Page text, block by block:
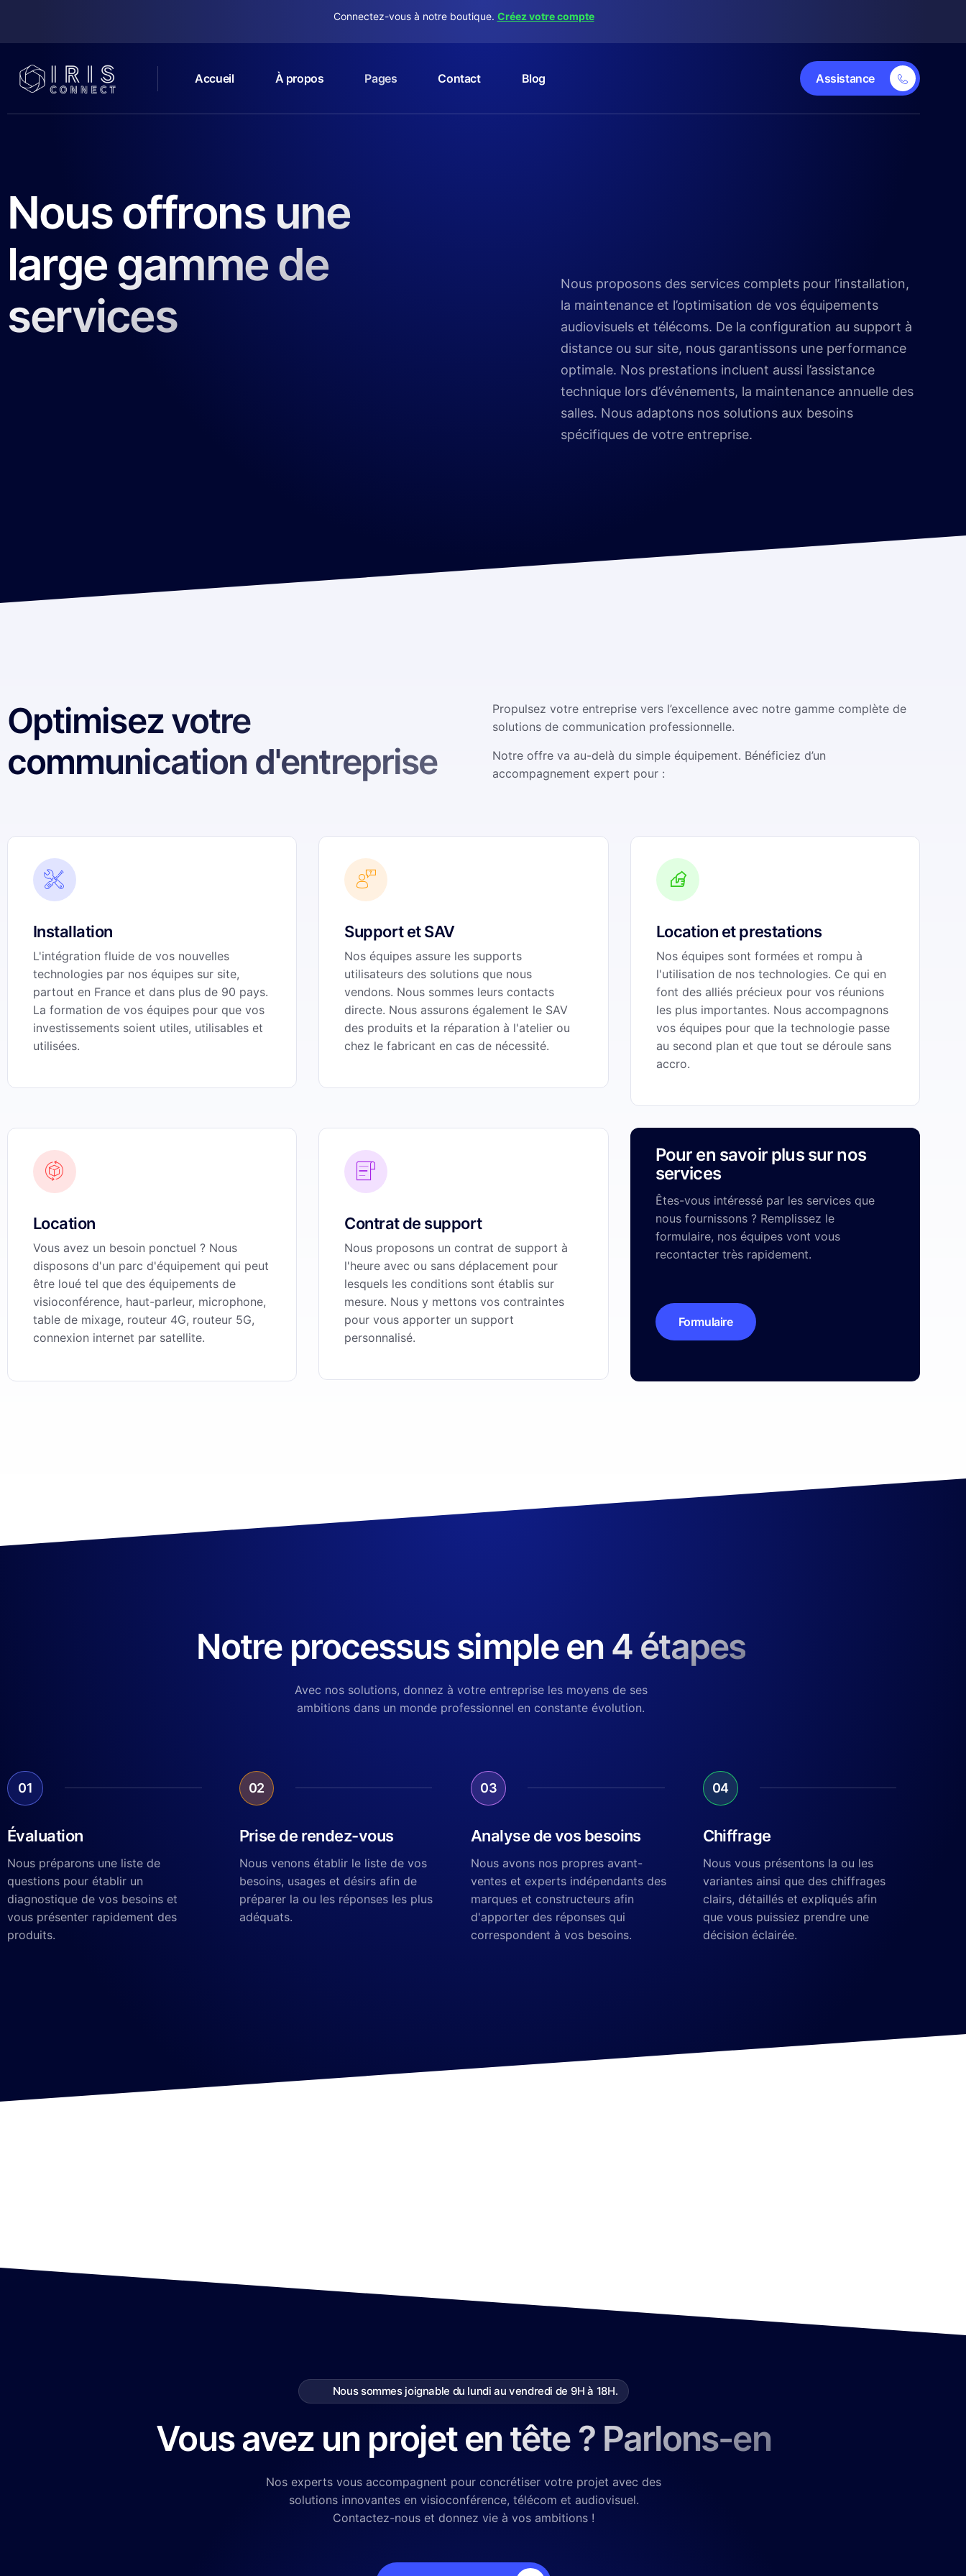
Connectez-vous à notre boutique. Créez votre compte
Accueil À propos Pages Contact Blog Assistance
Nous offrons une
large gamme de
services
Nous proposons des services complets pour l’installation,
la maintenance et l’optimisation de vos équipements
audiovisuels et télécoms. De la configuration au support à
distance ou sur site, nous garantissons une performance
optimale. Nos prestations incluent aussi l’assistance
technique lors d’événements, la maintenance annuelle des
salles. Nous adaptons nos solutions aux besoins
spécifiques de votre entreprise.
Optimisez votre
communication d'entreprise
Propulsez votre entreprise vers l’excellence avec notre gamme complète de
solutions de communication professionnelle.
Notre offre va au-delà du simple équipement. Bénéficiez d’un
accompagnement expert pour :
Installation
L'intégration fluide de vos nouvelles
technologies par nos équipes sur site,
partout en France et dans plus de 90 pays.
La formation de vos équipes pour que vos
investissements soient utiles, utilisables et
utilisées.
Support et SAV
Nos équipes assure les supports
utilisateurs des solutions que nous
vendons. Nous sommes leurs contacts
directe. Nous assurons également le SAV
des produits et la réparation à l'atelier ou
chez le fabricant en cas de nécessité.
Location et prestations
Nos équipes sont formées et rompu à
l'utilisation de nos technologies. Ce qui en
font des alliés précieux pour vos réunions
les plus importantes. Nous accompagnons
vos équipes pour que la technologie passe
au second plan et que tout se déroule sans
accro.
Location
Vous avez un besoin ponctuel ? Nous
disposons d'un parc d'équipement qui peut
être loué tel que des équipements de
visioconférence, haut-parleur, microphone,
table de mixage, routeur 4G, routeur 5G,
connexion internet par satellite.
Contrat de support
Nous proposons un contrat de support à
l'heure avec ou sans déplacement pour
lesquels les conditions sont établis sur
mesure. Nous y mettons vos contraintes
pour vous apporter un support
personnalisé.
Pour en savoir plus sur nos
services
Êtes-vous intéressé par les services que
nous fournissons ? Remplissez le
formulaire, nos équipes vont vous
recontacter très rapidement.
Formulaire
Notre processus simple en 4 étapes
Avec nos solutions, donnez à votre entreprise les moyens de ses
ambitions dans un monde professionnel en constante évolution.
01
Évaluation
Nous préparons une liste de
questions pour établir un
diagnostique de vos besoins et
vous présenter rapidement des
produits.
02
Prise de rendez-vous
Nous venons établir le liste de vos
besoins, usages et désirs afin de
préparer la ou les réponses les plus
adéquats.
03
Analyse de vos besoins
Nous avons nos propres avant-
ventes et experts indépendants des
marques et constructeurs afin
d'apporter des réponses qui
correspondent à vos besoins.
04
Chiffrage
Nous vous présentons la ou les
variantes ainsi que des chiffrages
clairs, détaillés et expliqués afin
que vous puissiez prendre une
décision éclairée.
Nous sommes joignable du lundi au vendredi de 9H à 18H.
Vous avez un projet en tête ? Parlons-en
Nos experts vous accompagnent pour concrétiser votre projet avec des
solutions innovantes en visioconférence, télécom et audiovisuel.
Contactez-nous et donnez vie à vos ambitions !